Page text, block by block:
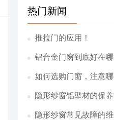
热门新闻
推拉门的应用！
铝合金门窗到底好在哪
如何选购门窗，注意哪
隐形纱窗铝型材的保
隐形纱窗常见故障的